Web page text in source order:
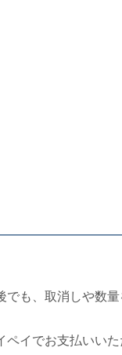
も、取消しや数
イでお支払いいた